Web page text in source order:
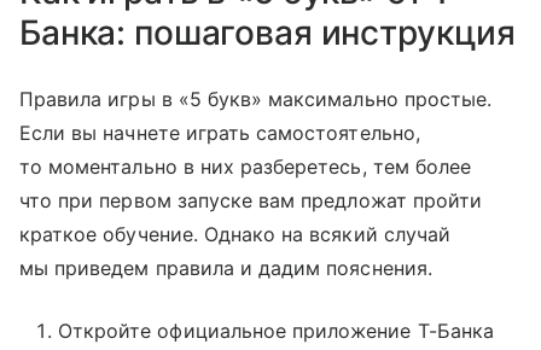
Банка: пошаговая инструкция
Правила игры в «5 букв» максимально простые.
Если вы начнете играть самостоятельно,
то моментально в них разберетесь, тем более
что при первом запуске вам предложат пройти
краткое обучение. Однако на всякий случай
мы приведем правила и дадим пояснения.
Откройте официальное приложение Т-Банка